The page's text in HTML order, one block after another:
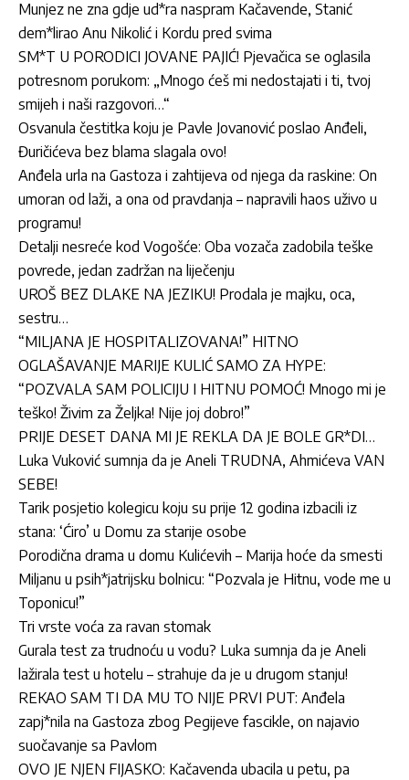
Munjez ne zna gdje ud*ra naspram Kačavende, Stanić
dem*lirao Anu Nikolić i Kordu pred svima
SM*T U PORODICI JOVANE PAJIĆ! Pjevačica se oglasila
potresnom porukom: „Mnogo ćeš mi nedostajati i ti, tvoj
smijeh i naši razgovori…“
Osvanula čestitka koju je Pavle Jovanović poslao Anđeli,
Đuričićeva bez blama slagala ovo!
Anđela urla na Gastoza i zahtijeva od njega da raskine: On
umoran od laži, a ona od pravdanja – napravili haos uživo u
programu!
Detalji nesreće kod Vogošće: Oba vozača zadobila teške
povrede, jedan zadržan na liječenju
UROŠ BEZ DLAKE NA JEZIKU! Prodala je majku, oca,
sestru…
“MILJANA JE HOSPITALIZOVANA!” HITNO
OGLAŠAVANJE MARIJE KULIĆ SAMO ZA HYPE:
“POZVALA SAM POLICIJU I HITNU POMOĆ! Mnogo mi je
teško! Živim za Željka! Nije joj dobro!”
PRIJE DESET DANA MI JE REKLA DA JE BOLE GR*DI…
Luka Vuković sumnja da je Aneli TRUDNA, Ahmićeva VAN
SEBE!
Tarik posjetio kolegicu koju su prije 12 godina izbacili iz
stana: ‘Ćiro’ u Domu za starije osobe
Porodična drama u domu Kulićevih – Marija hoće da smesti
Miljanu u psih*jatrijsku bolnicu: “Pozvala je Hitnu, vode me u
Toponicu!”
Tri vrste voća za ravan stomak
Gurala test za trudnoću u vodu? Luka sumnja da je Aneli
lažirala test u hotelu – strahuje da je u drugom stanju!
REKAO SAM TI DA MU TO NIJE PRVI PUT: Anđela
zapj*nila na Gastoza zbog Pegijeve fascikle, on najavio
suočavanje sa Pavlom
OVO JE NJEN FIJASKO: Kačavenda ubacila u petu, pa